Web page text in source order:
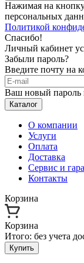
Нажимая на
персональных
Политикой
Спасибо!
Личный кабинет
Забыли пароль?
Введите почту на
Ваш новый пароль
Каталог
О компании
Услуги
Оплата
Доставка
Сервис и
Контакты
Корзина
Корзина
Итого: без учета
Купить